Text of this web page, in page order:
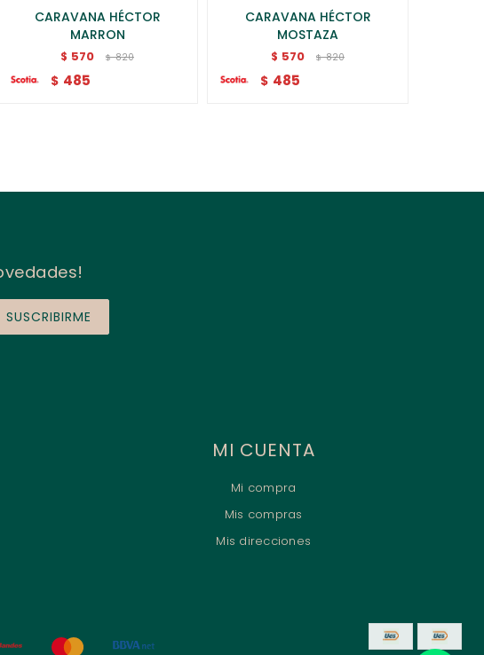
CARAVANA HÉCTOR
MARRON
$ 570 $ 820
$ 485
CARAVANA HÉCTOR
MOSTAZA
$ 570 $ 820
$ 485
MI CUENTA
Mi compra
Mis compras
Mis direcciones
SUSCRIBIRME